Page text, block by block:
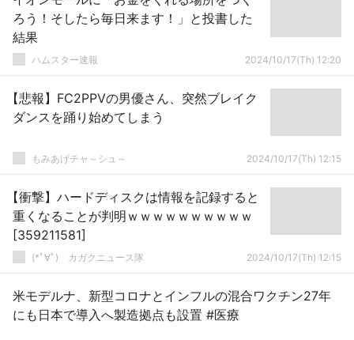
ろう！そしたら毎日来ます！」と投書した
結果
ハムスター速報 2024/10/17(Th) 12:20
【悲報】FC2PPVの男優さん、突然ブレイク
ダンスを踊り始めてしまう
もみあげチャ～シュ～ 2024/10/17(Th) 12:15
【衝撃】ハードディスクは情報を記録すると
重くなることが判明ｗｗｗｗｗｗｗｗｗｗ
[359211581]
(*ﾟ∀ﾟ)ゞカガクニュース隊 2024/10/17(Th) 12:15
米モデルナ、新型コロナとインフルの混合ワクチン27年
にも日本で導入へ製造拠点も設置 #医療